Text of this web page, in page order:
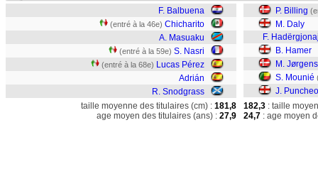
F. Balbuena
(entré à la 46e) Chicharito
A. Masuaku
(entré à la 59e) S. Nasri
(entré à la 68e) Lucas Pérez
Adrián
R. Snodgrass
P. Billing
M. Daly
F.
B. Hamer
M.
S. Mounié
J.
taille moyenne des titulaires (cm) : 181,8
age moyen des titulaires (ans) : 27,9
182,3 : taille
24,7 : age moyen